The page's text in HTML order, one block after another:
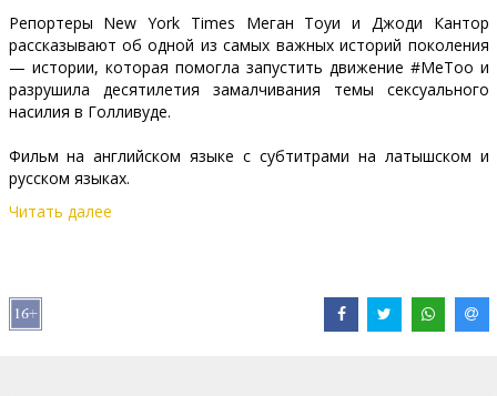
Репортеры New York Times Меган Тoуи и Джоди Кантор
рассказывают об одной из самых важных историй поколения
— истории, которая помогла запустить движение #MeToo и
разрушила десятилетия замалчивания темы сексуального
насилия в Голливуде.
Фильм на английском языке с субтитрами на латышском и
русском языках.
В ролях:
Patricia Clarkson, Andre
Braugher
Ashley Judd
Читать далее